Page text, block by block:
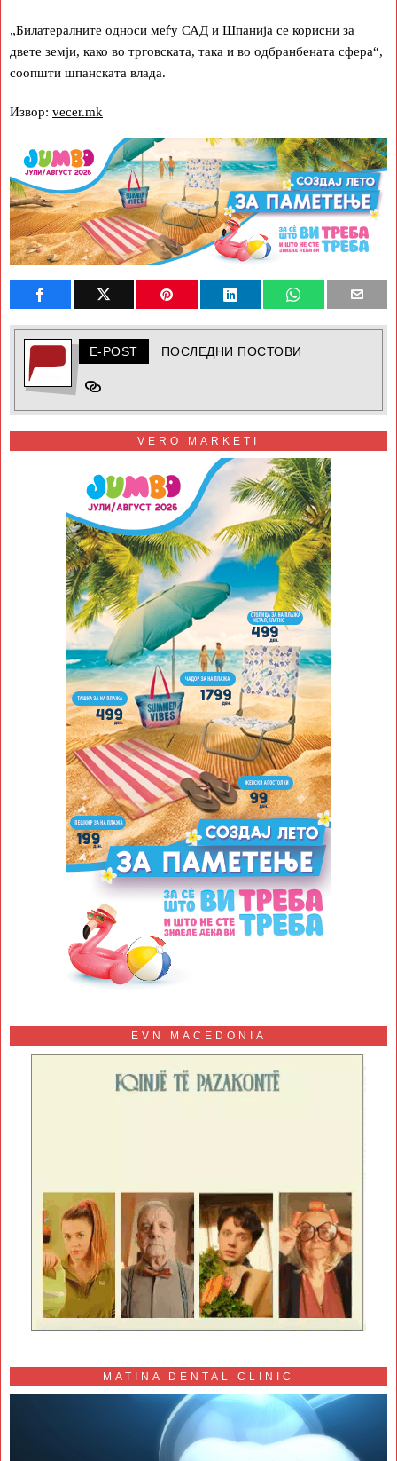
„Билатералните односи меѓу САД и Шпанија се корисни за
двете земји, како во трговската, така и во одбранбената сфера“,
соопшти шпанската влада.
Извор: vecer.mk
E-POST ПОСЛЕДНИ ПОСТОВИ
VERO MARKETI
EVN MACEDONIA
MATINA DENTAL CLINIC